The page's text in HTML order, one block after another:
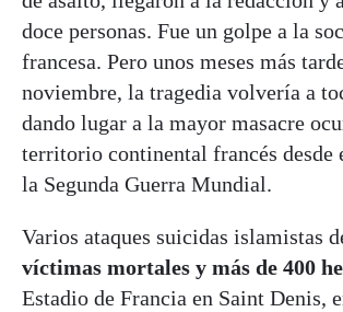
doce personas. Fue un golpe a la
francesa. Pero unos meses más
noviembre, la tragedia volvería a
dando lugar a la mayor masacre
territorio continental francés desde
la Segunda Guerra Mundial.
Varios ataques suicidas islamistas
víctimas mortales y más de 400
Estadio de Francia en Saint Denis,